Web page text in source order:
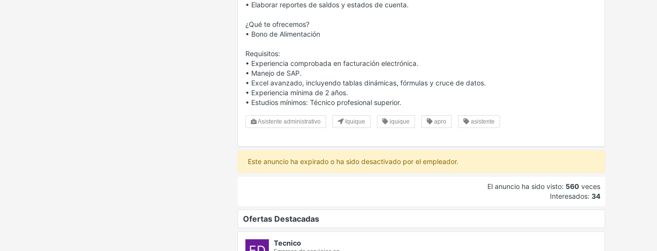
• Elaborar reportes de saldos y estados de cuenta.
¿Qué te ofrecemos?
• Bono de Alimentación
Requisitos:
• Experiencia comprobada en facturación electrónica.
• Manejo de SAP.
• Excel avanzado, incluyendo tablas dinámicas, fórmulas y cruce de datos.
• Experiencia mínima de 2 años.
• Estudios mínimos: Técnico profesional superior.
Asistente administrativo Iquique iquique apro asistente
Este anuncio ha expirado o ha sido desactivado por el empleador.
El anuncio ha sido visto: 560 veces
Interesados: 34
Ofertas Destacadas
Tecnico